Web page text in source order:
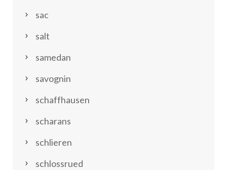
sac
salt
samedan
savognin
schaffhausen
scharans
schlieren
schlossrued